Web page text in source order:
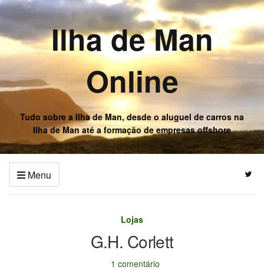
Ilha de Man
Online
Tudo sobre a Ilha de Man, desde o aluguel de carros na
Ilha de Man até a formação de empresas offshore
Menu
Lojas
G.H. Corlett
1 comentário